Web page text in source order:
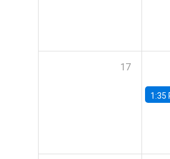
17
1:35